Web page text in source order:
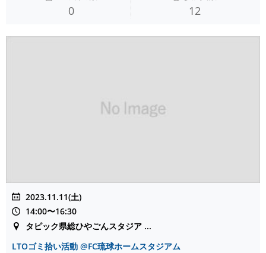
0 12
2023.11.11(土)
14:00〜16:30
タピック県総ひやごんスタジア ...
LTOゴミ拾い活動 @FC琉球ホームスタジアム